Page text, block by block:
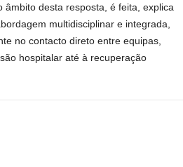
âmbito desta resposta, é feita, explica
multidisciplinar e integrada,
no contacto direto entre equipas,
hospitalar até à recuperação